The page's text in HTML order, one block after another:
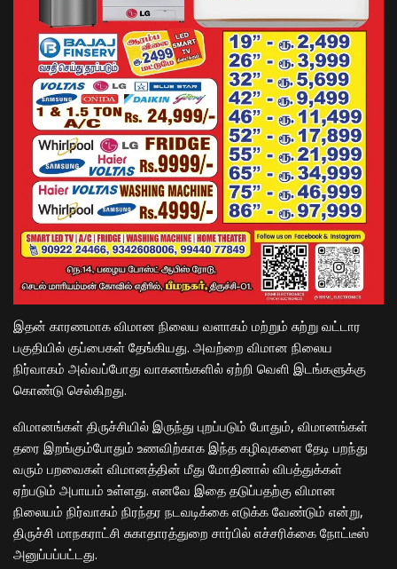
இதன் காரணமாக விமான நிலைய வளாகம் மற்றும் சுற்று வட்டார
பகுதியில் குப்பைகள் தேங்கியது. அவற்றை விமான நிலைய
நிர்வாகம் அவ்வப்போது வாகனங்களில் ஏற்றி வெளி இடங்களுக்கு
கொண்டு செல்கிறது.
விமானங்கள் திருச்சியில் இருந்து புறப்படும் போதும், விமானங்கள்
தரை இறங்கும்போதும் உணவிற்காக இந்த கழிவுகளை தேடி பறந்து
வரும் பறவைகள் விமானத்தின் மீது மோதினால் விபத்துக்கள்
ஏற்படும் அபாயம் உள்ளது. எனவே இதை தடுப்பதற்கு விமான
நிலையம் நிர்வாகம் நிரந்தர நடவடிக்கை எடுக்க வேண்டும் என்று,
திருச்சி மாநகராட்சி சுகாதாரத்துறை சார்பில் எச்சரிக்கை நோட்டீஸ்
அனுப்பப்பட்டது.